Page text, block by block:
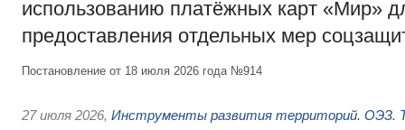
использованию платёжных карт «Мир»
предоставления отдельных мер
Постановление от 18 июля 2026 года №914
27 июля 2026, Инструменты развития территорий. ОЭЗ.